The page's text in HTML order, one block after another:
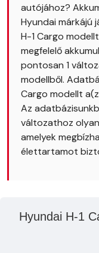
autójához?
Hyundai márkájú
H-1 Cargo
megfelelő
pontosan 1
modellből.
Cargo modellt
Az
változathoz
amelyek
élettartamot
Hyundai H-1